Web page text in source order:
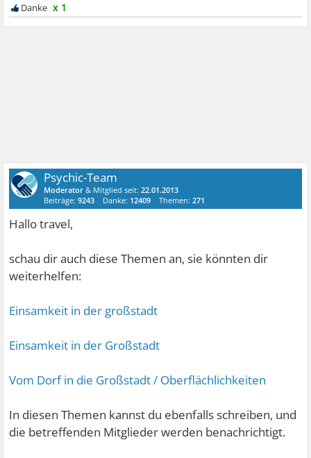
x 1
Psychic-Team
Moderator & Mitglied seit:22.01.2013
Beiträge:9243 Danke: 12409 Themen:271
Hallo travel,
schau dir auch diese Themen an, sie könnten dir
weiterhelfen:
Einsamkeit in der großstadt
Einsamkeit in der Großstadt
Vom Dorf in die Großstadt / Oberflächlichkeiten
In diesen Themen kannst du ebenfalls schreiben, und
die betreffenden Mitglieder werden benachrichtigt.